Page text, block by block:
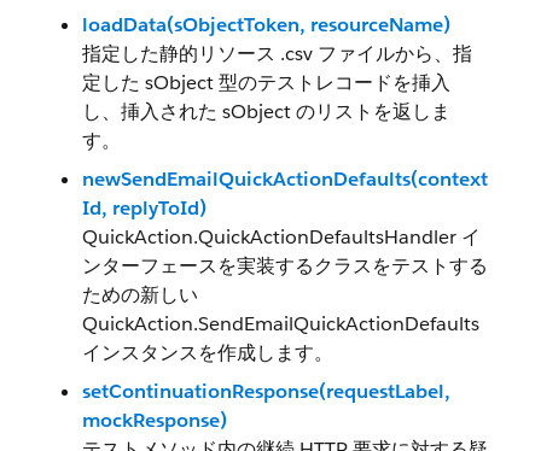
loadData(sObjectToken, resourceName)
指定した静的リソース .csv ファイルから、指
定した sObject 型のテストレコードを挿入
し、挿入された sObject のリストを返しま
す。
newSendEmailQuickActionDefaults(context
Id, replyToId)
QuickAction.QuickActionDefaultsHandler イ
ンターフェースを実装するクラスをテストする
ための新しい
QuickAction.SendEmailQuickActionDefaults
インスタンスを作成します。
setContinuationResponse(requestLabel,
mockResponse)